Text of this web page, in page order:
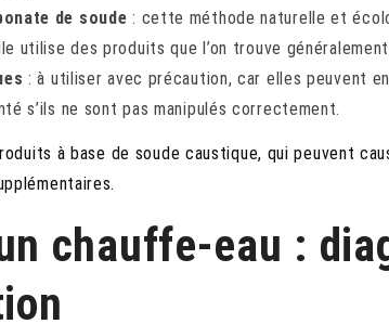
de soude : cette méthode naturelle et
utilise des produits que l’on trouve
: à utiliser avec précaution, car elles peuvent
s’ils ne sont pas manipulés correctement.
à base de soude caustique, qui peuvent
chauffe-eau :